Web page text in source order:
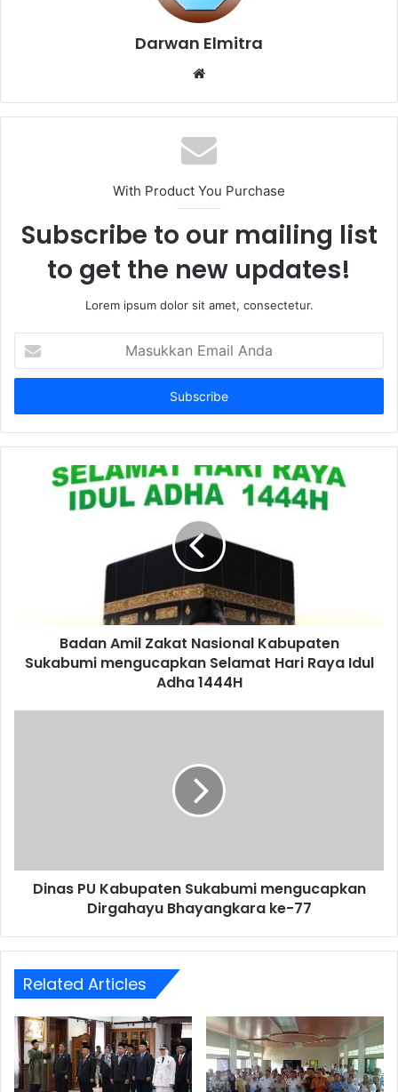
Darwan Elmitra
Website
With Product You Purchase
Subscribe to our mailing list
to get the new updates!
Lorem ipsum dolor sit amet, consectetur.
Email
Anda
Badan Amil Zakat Nasional Kabupaten
Sukabumi mengucapkan Selamat Hari Raya Idul
Adha 1444H
Dinas PU Kabupaten Sukabumi mengucapkan
Dirgahayu Bhayangkara ke-77
Related Articles